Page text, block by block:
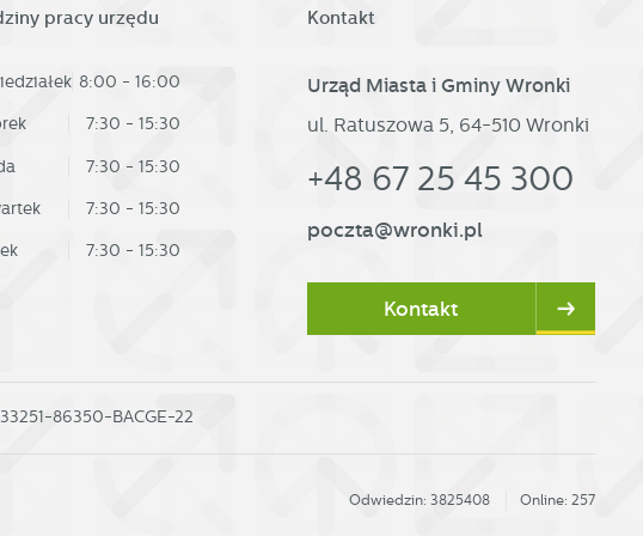
pracy urzędu
8:00 - 16:00
7:30 - 15:30
7:30 - 15:30
7:30 - 15:30
7:30 - 15:30
Kontakt
Urząd Miasta i Gminy Wronki
ul. Ratuszowa 5, 64-510 Wronki
+48 67 25 45 300
poczta@wronki.pl
Kontakt
86350-BACGE-22
Odwiedzin: 3825408 Online: 257
na
dostawców
treści w